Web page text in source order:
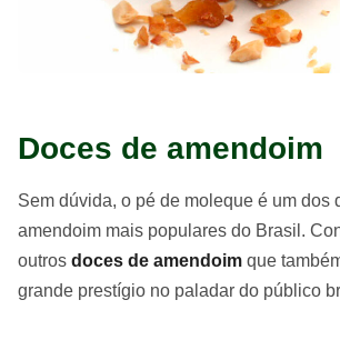
Doces de amendoim
Sem dúvida, o pé de moleque é um dos
amendoim mais populares do Brasil.
outros doces de amendoim que
grande prestígio no paladar do público